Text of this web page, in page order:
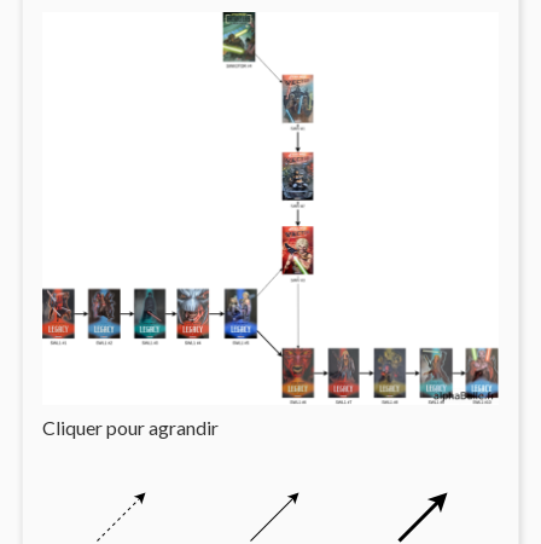
Cliquer pour agrandir